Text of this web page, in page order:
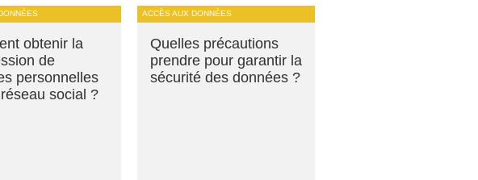
obtenir la
de
personnelles
social ?
ACCÈS AUX DONNÉES
Quelles précautions
prendre pour garantir la
sécurité des données ?